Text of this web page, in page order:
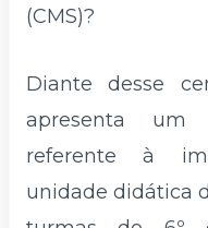
(CMS)?
Diante desse
apresenta um
referente à
unidade didática